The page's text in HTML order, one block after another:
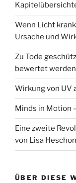
Wenn Licht
Ursache und
Zu Tode
bewertet
Wirkung von UV
Minds in Motion
Eine zweite
von Lisa
ÜBER DIESE